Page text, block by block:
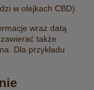
w olejkach CBD).
wraz datą
także
Dla przykładu